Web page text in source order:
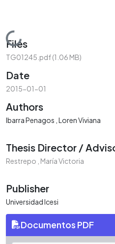
Loading...
Files
TG01245.pdf(1.06 MB)
Date
2015-01-01
Authors
Ibarra Penagos , Loren Viviana
Thesis Director /
Restrepo , María Victoria
Publisher
Universidad Icesi
Documentos PDF